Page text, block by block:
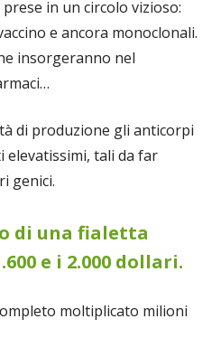
in un circolo vizioso:
e ancora monoclonali.
insorgeranno nel
di produzione gli anticorpi
elevatissimi, tali da far
genici.
di una fialetta
e i 2.000 dollari.
moltiplicato milioni